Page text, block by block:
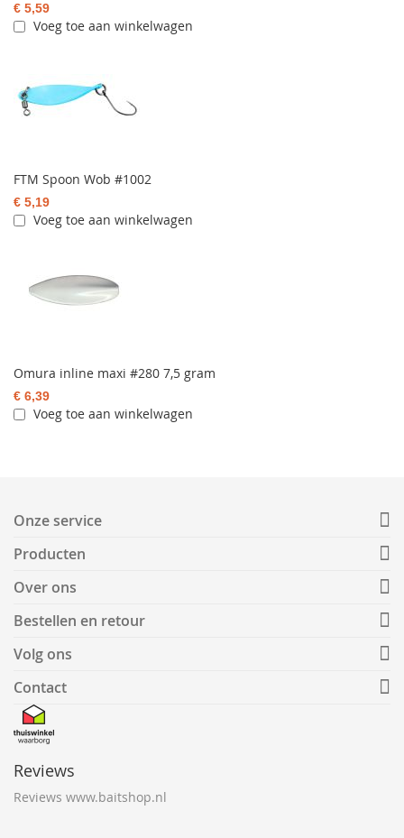
€ 5,59
Voeg toe aan winkelwagen
FTM Spoon Wob #1002
€ 5,19
Voeg toe aan winkelwagen
Omura inline maxi #280 7,5 gram
€ 6,39
Voeg toe aan winkelwagen
Onze service
Producten
Over ons
Bestellen en retour
Volg ons
Contact
Reviews
Reviews www.baitshop.nl